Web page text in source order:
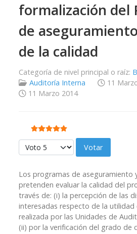
formalización del
de
de la calidad
Categoría de nivel principal o raíz:
Auditoría Interna
11
11 Marzo 2014
Ratio:5/5
Por favor, vote
Los programas de aseguramiento
pretenden evaluar la calidad del
través de: (i) la percepción de las
interesadas respecto de la utilidad
realizada por las Unidades de
(ii) por la verificación del grado de